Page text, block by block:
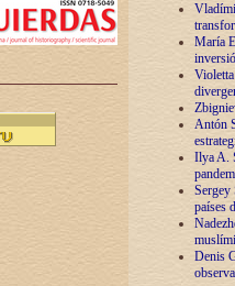
María
Antón
Ilya A.
Sergey
países
Denis